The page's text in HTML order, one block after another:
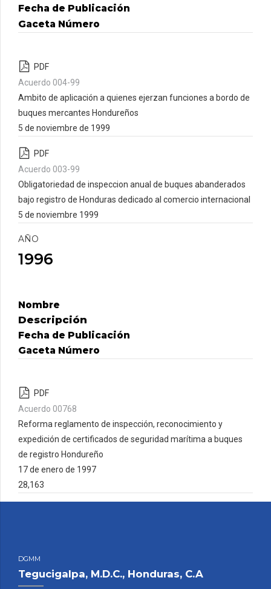
Fecha de Publicación
Gaceta Número
PDF
Acuerdo 004-99
Ambito de aplicación a quienes ejerzan funciones a bordo de
buques mercantes Hondureños
5 de noviembre de 1999
PDF
Acuerdo 003-99
Obligatoriedad de inspeccion anual de buques abanderados
bajo registro de Honduras dedicado al comercio internacional
5 de noviembre 1999
AÑO
1996
Nombre
Descripción
Fecha de Publicación
Gaceta Número
PDF
Acuerdo 00768
Reforma reglamento de inspección, reconocimiento y
expedición de certificados de seguridad marítima a buques
de registro Hondureño
17 de enero de 1997
28,163
DGMM
Tegucigalpa, M.D.C., Honduras, C.A